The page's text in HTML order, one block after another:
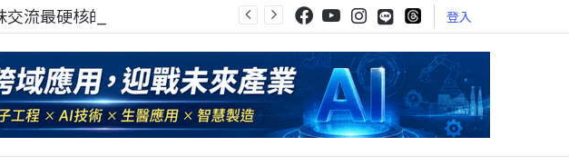
流最硬核的技術 登入